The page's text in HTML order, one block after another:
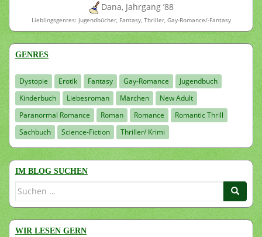
Dana, Jahrgang ’88
Lieblingsgenres: Jugendbücher, Fantasy, Thriller, Gay-Romance/-Fantasy
GENRES
Dystopie Erotik Fantasy Gay-Romance
Jugendbuch
Kinderbuch
Liebesroman Märchen
New Adult
Paranormal Romance
Roman Romance
Romantic Thrill
Sachbuch
Science-Fiction Thriller/ Krimi
IM BLOG SUCHEN
Suchen
WIR LESEN GERN